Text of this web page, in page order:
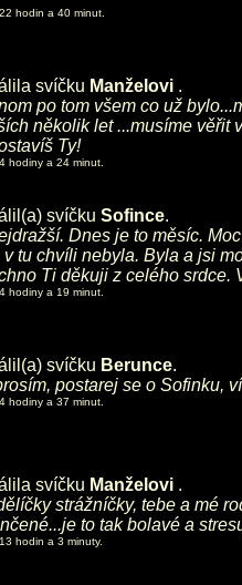
hodin a 40 minut.
svíčku Manželovi .
po tom všem co už
několik let ...musíme věřit
Ty!
hodiny a 24 minut.
svíčku Sofince.
Dnes je to měsíc.
tu chvíli nebyla. Byla a jsi
Ti děkuji z celého srdce.
hodiny a 19 minut.
svíčku Berunce.
postarej se o Sofinku,
hodiny a 37 minut.
svíčku Manželovi .
strážníčky, tebe a mé
to tak bolavé a
hodin a 3 minuty.